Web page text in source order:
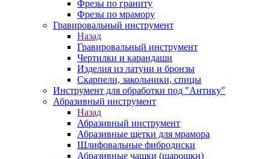
Фрезы по граниту
Фрезы по мрамору
Гравировальный инструмент
Назад
Гравировальный инструмент
Чертилки и карандаши
Изделия из латуни и бронзы
Скарпели, закольники, спицы
Инструмент для обработки под "Антику"
Абразивный инструмент
Назад
Абразивный инструмент
Абразивные щетки для мрамора
Шлифовальные фибродиски
Абразивные чашки (шарошки)